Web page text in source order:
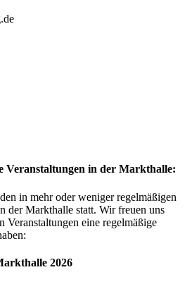
Veranstaltungen in der Markthalle:
in mehr oder weniger regelmäßigen
der Markthalle statt. Wir freuen uns
Veranstaltungen eine regelmäßige
2026